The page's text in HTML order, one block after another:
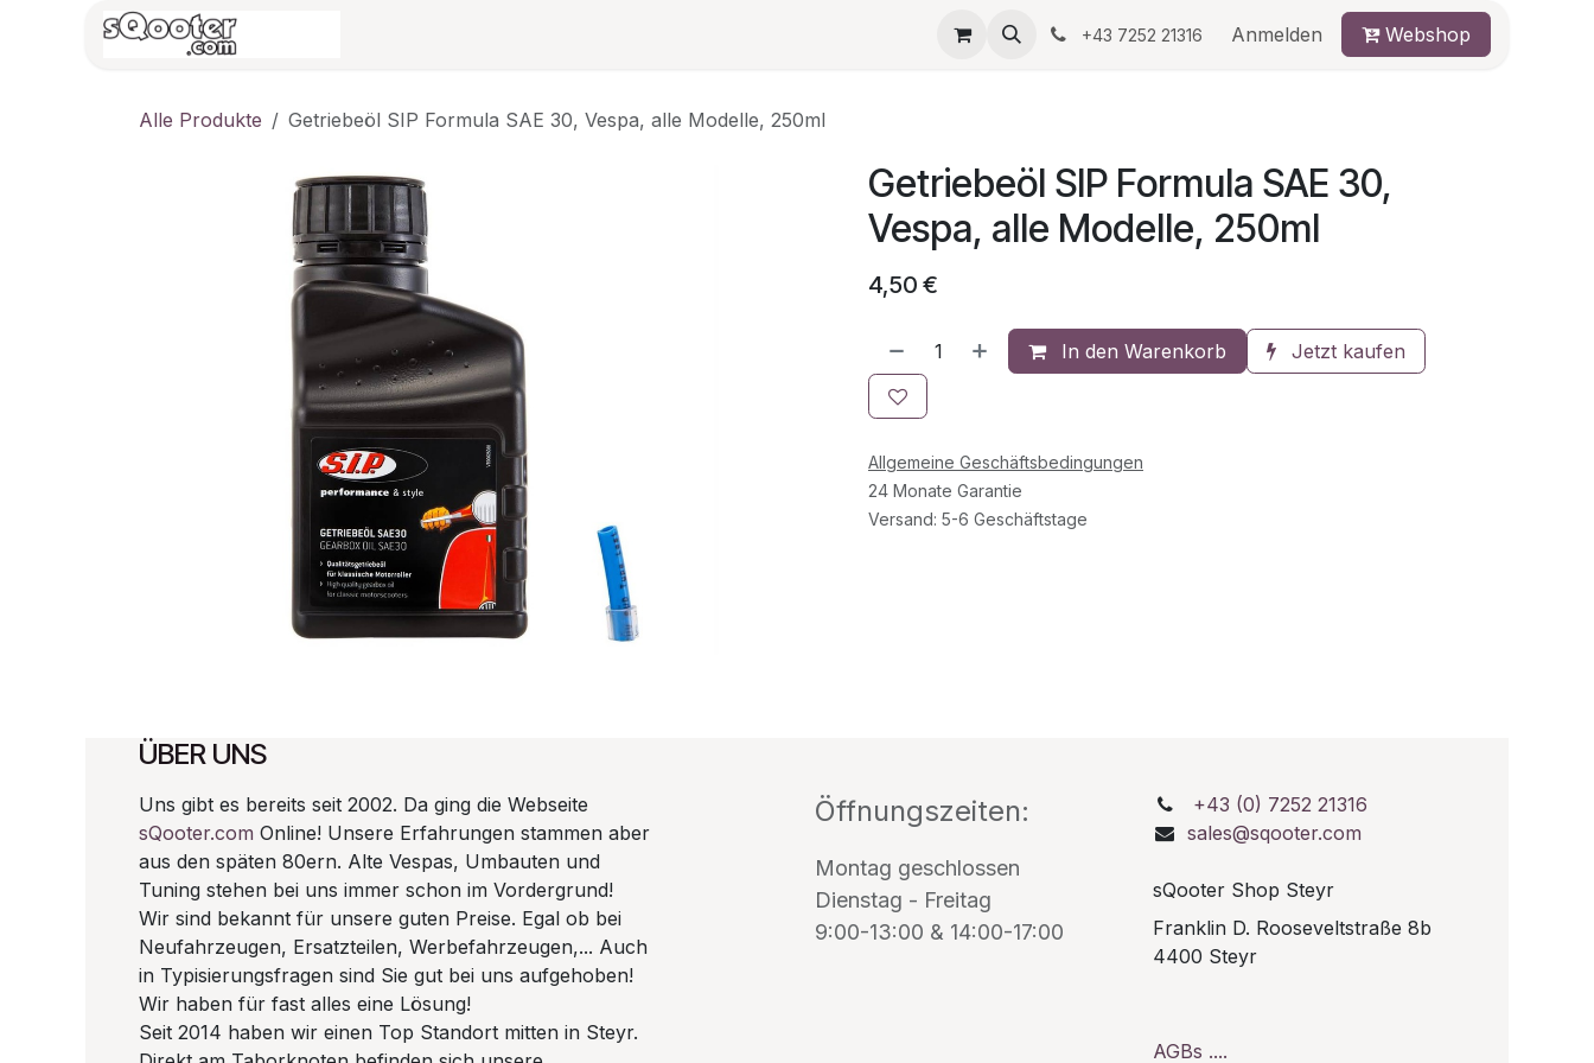
Zum Inhalt springen
JOBS Umbau+43 7252 21316 Anmelden Webshop
Alle Produkte Getriebeöl SIP Formula SAE 30, Vespa, alle Modelle, 250ml
Getriebeöl SIP Formula SAE 30,
Vespa, alle Modelle, 250ml
4,50 €
In den Warenkorb Jetzt kaufen
Allgemeine Geschäftsbedingungen
24 Monate Garantie
Versand: 5-6 Geschäftstage
ÜBER UNS
Uns gibt es bereits seit 2002. Da ging die Webseite
sQooter.com Online! Unsere Erfahrungen stammen aber
aus den späten 80ern. Alte Vespas, Umbauten und
Tuning stehen bei uns immer schon im Vordergrund!
Wir sind bekannt für unsere guten Preise. Egal ob bei
Neufahrzeugen, Ersatzteilen, Werbefahrzeugen,... Auch
in Typisierungsfragen sind Sie gut bei uns aufgehoben!
Wir haben für fast alles eine Lösung!
Seit 2014 haben wir einen Top Standort mitten in Steyr.
Öffnungszeiten:
Montag geschlossen
Dienstag - Freitag
9:00-13:00 & 14:00-17:00
+43 (0) 7252 21316
sales@sqooter.com
sQooter Shop Steyr
Franklin D. Rooseveltstraße 8b
4400 Steyr
AGBs ....